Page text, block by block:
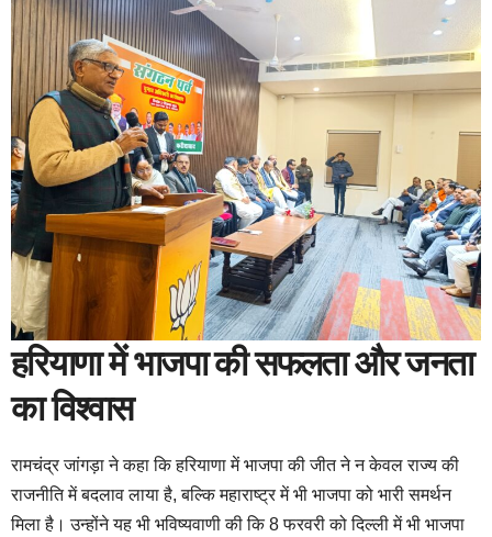
हरियाणा में भाजपा की सफलता और जनता
का विश्वास
रामचंद्र जांगड़ा ने कहा कि हरियाणा में भाजपा की जीत ने न केवल राज्य की
राजनीति में बदलाव लाया है, बल्कि महाराष्ट्र में भी भाजपा को भारी समर्थन
मिला है। उन्होंने यह भी भविष्यवाणी की कि 8 फरवरी को दिल्ली में भी भाजपा